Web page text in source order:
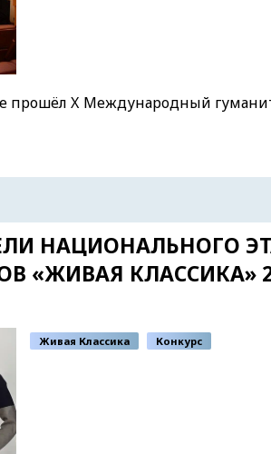
прошёл X Международный
НАЦИОНАЛЬНОГО
«ЖИВАЯ КЛАССИКА»
Живая Классика Конкурс